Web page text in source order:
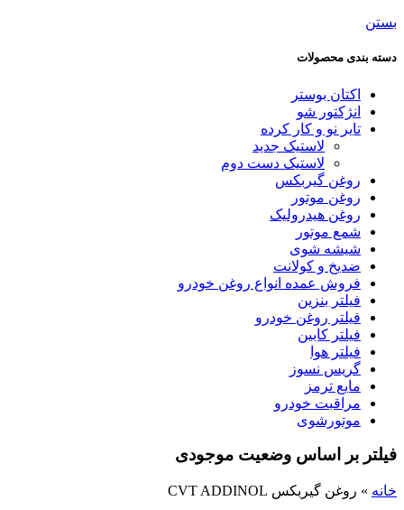
بستن
دسته بندی محصولات
اکتان بوستر
انژکتور شو
تایر نو و کار کرده
لاستیک جدید
لاستیک دست دوم
روغن گیربکس
روغن موتور
روغن هیدرولیک
شمع موتور
شیشه شوی
ضدیخ و کولانت
فروش عمده انواع روغن خودرو
فیلتر بنزین
فیلتر روغن خودرو
فیلتر کابین
فیلتر هوا
گریس نسوز
مایع ترمز
مراقبت خودرو
موتورشوی
فیلتر بر اساس وضعیت موجودی
خانه » روغن گیربکس CVT ADDINOL